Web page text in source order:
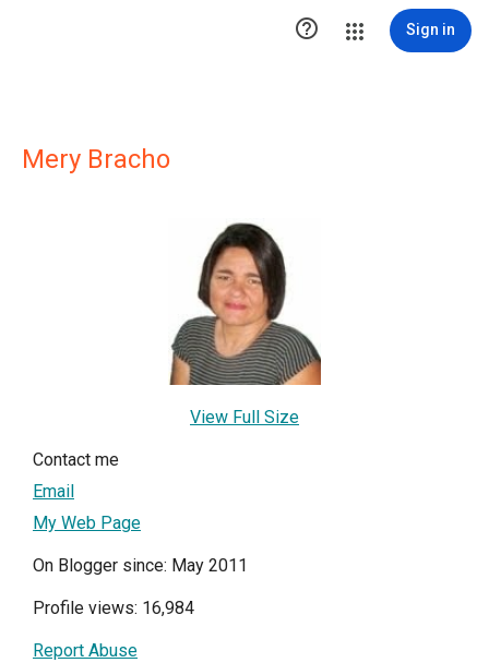
 Sign in
Mery Bracho
View Full Size
Contact me
Email
My Web Page
On Blogger since: May 2011
Profile views: 16,984
Report Abuse